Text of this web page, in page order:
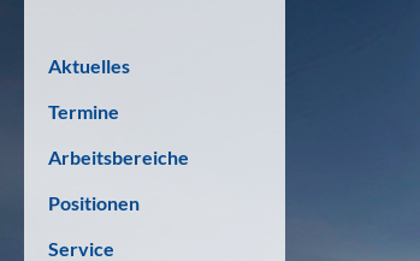
Aktuelles
Termine
Arbeitsbereiche
Positionen
Service